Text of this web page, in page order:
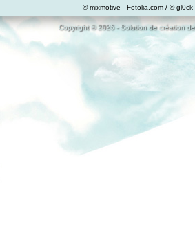
© mixmotive - Fotolia.com / ©
Copyright © 2026 - Solution de création